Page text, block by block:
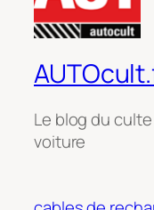
Le blog du
voiture